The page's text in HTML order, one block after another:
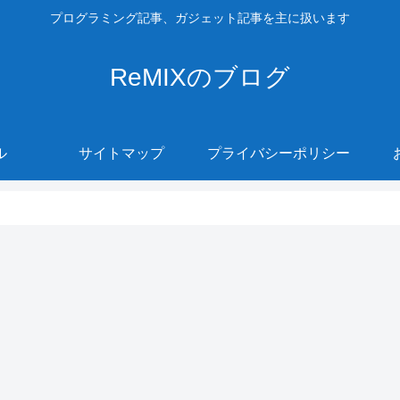
プログラミング記事、ガジェット記事を主に扱います
ReMIXのブログ
サイトマップ プライバシーポリシー